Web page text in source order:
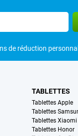
de réduction
TABLETTES
Tablettes Apple
Tablettes
Tablettes Xiaomi
Tablettes Honor